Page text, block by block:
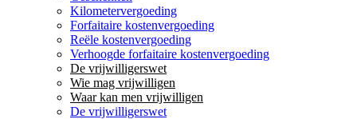
Kilometervergoeding
Forfaitaire kostenvergoeding
Reële kostenvergoeding
Verhoogde forfaitaire kostenvergoeding
De vrijwilligerswet
Wie mag vrijwilligen
Waar kan men vrijwilligen
De vrijwilligerswet